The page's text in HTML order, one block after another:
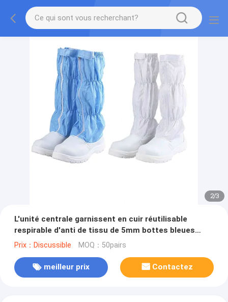
2/3
L'unité centrale garnissent en cuir réutilisable
respirable d'anti de tissu de 5mm bottes bleues
blanches statiques de pièce propre
Prix：Discussible MOQ：50pairs
meilleur prix Contactez